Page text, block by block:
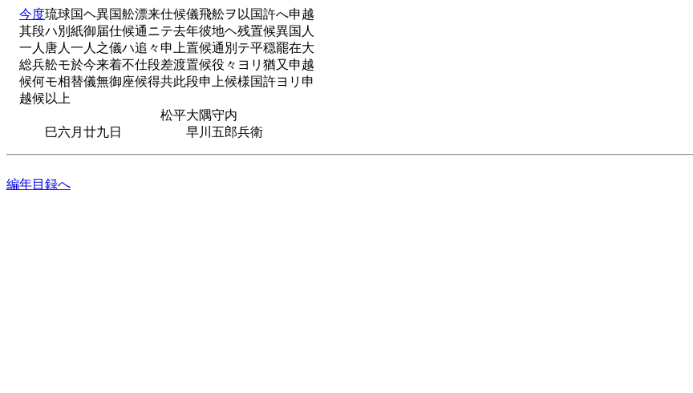
今度琉球国ヘ異国舩漂来仕候儀飛舩ヲ以国許へ申越
其段ハ別紙御届仕候通ニテ去年彼地ヘ残置候異国人
一人唐人一人之儀ハ追々申上置候通別テ平穏罷在大
総兵舩モ於今来着不仕段差渡置候役々ヨリ猶又申越
候何モ相替儀無御座候得共此段申上候様国許ヨリ申
越候以上
松平大隅守内
巳六月廿九日 早川五郎兵衛
編年目録へ